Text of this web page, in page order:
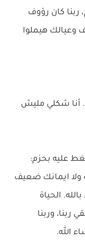
ربنا كان رؤوف
وعيالك هيملوا
أنا شكلي مليش
عليه بحزم:
ولا ايمانك ضعيف
الحياة
ربنا، وربنا
الله.